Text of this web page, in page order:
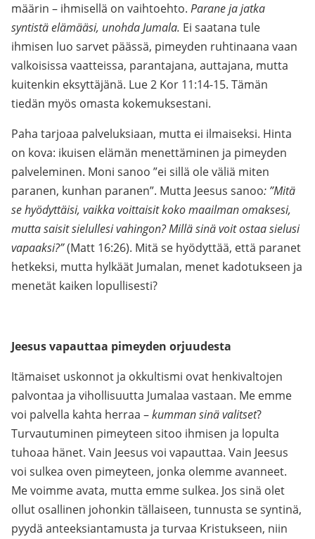
määrin – ihmisellä on vaihtoehto. Parane ja jatka
syntistä elämääsi, unohda Jumala. Ei saatana tule
ihmisen luo sarvet päässä, pimeyden ruhtinaana vaan
valkoisissa vaatteissa, parantajana, auttajana, mutta
kuitenkin eksyttäjänä. Lue 2 Kor 11:14-15. Tämän
tiedän myös omasta kokemuksestani.
Paha tarjoaa palveluksiaan, mutta ei ilmaiseksi. Hinta
on kova: ikuisen elämän menettäminen ja pimeyden
palveleminen. Moni sanoo ”ei sillä ole väliä miten
paranen, kunhan paranen”. Mutta Jeesus sanoo: ”Mitä
se hyödyttäisi, vaikka voittaisit koko maailman omaksesi,
mutta saisit sielullesi vahingon? Millä sinä voit ostaa sielusi
vapaaksi?”(Matt 16:26). Mitä se hyödyttää, että paranet
hetkeksi, mutta hylkäät Jumalan, menet kadotukseen ja
menetät kaiken lopullisesti?
Jeesus vapauttaa pimeyden orjuudesta
Itämaiset uskonnot ja okkultismi ovat henkivaltojen
palvontaa ja vihollisuutta Jumalaa vastaan. Me emme
voi palvella kahta herraa –kumman sinä valitset?
Turvautuminen pimeyteen sitoo ihmisen ja lopulta
tuhoaa hänet. Vain Jeesus voi vapauttaa. Vain Jeesus
voi sulkea oven pimeyteen, jonka olemme avanneet.
Me voimme avata, mutta emme sulkea. Jos sinä olet
ollut osallinen johonkin tällaiseen, tunnusta se syntinä,
pyydä anteeksiantamusta ja turvaa Kristukseen, niin